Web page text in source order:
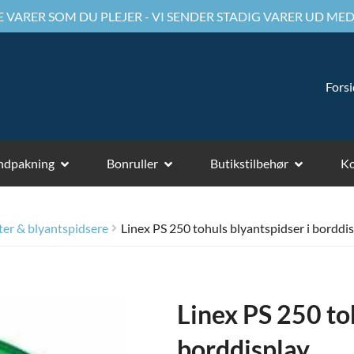
SOM DU PLEJER - VI SENDER STADIG VARER UD
Bonruller Butikstilbehør
& blyantspidsere Linex PS 250 tohuls blyantspidser i
Linex PS 250